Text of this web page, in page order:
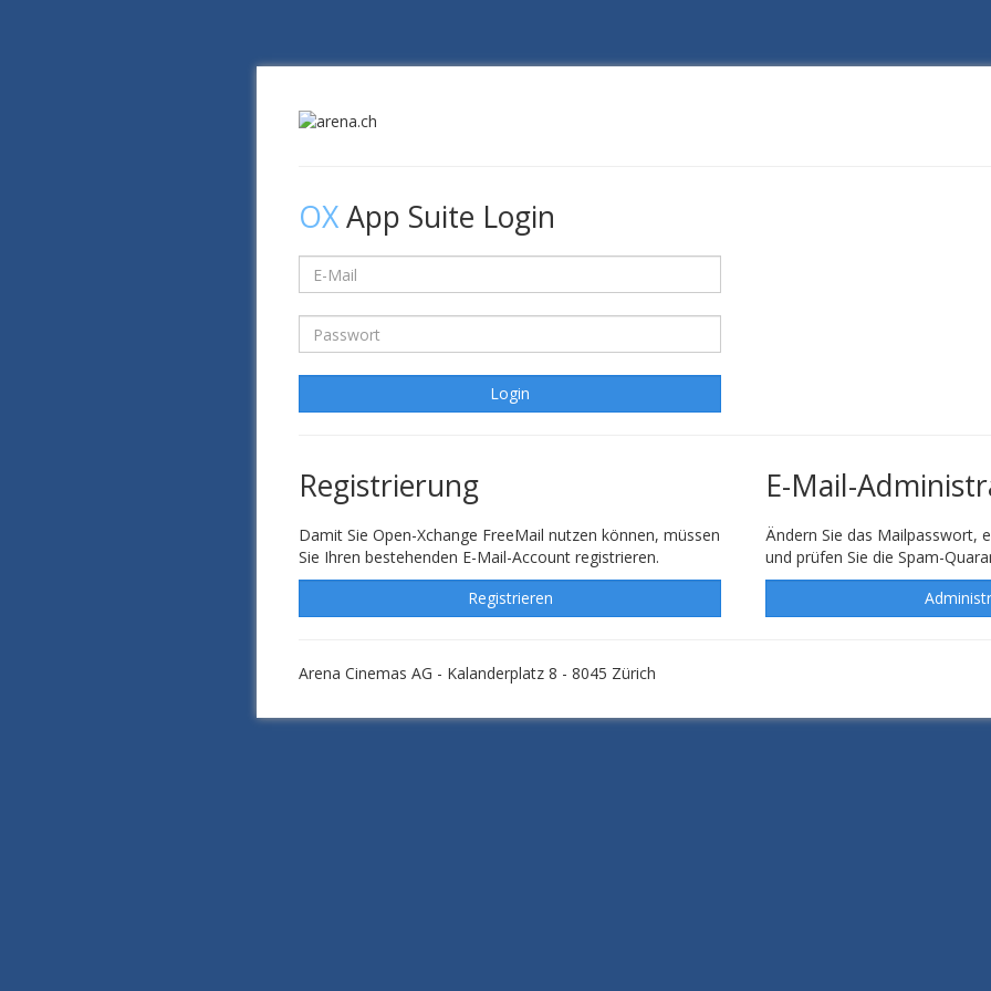
OXApp Suite Login
Registrierung
Damit Sie Open-Xchange FreeMail nutzen können, müssen
Sie Ihren bestehenden E-Mail-Account registrieren.
Registrieren
E-Mail-
Ändern Sie das Mailpasswort,
und prüfen Sie die Spam-
Arena Cinemas AG - Kalanderplatz 8 - 8045 Zürich